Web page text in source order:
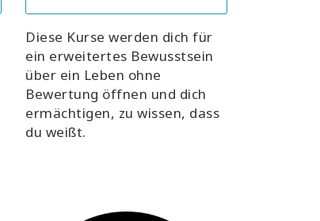
Diese Kurse werden dich für
ein erweitertes Bewusstsein
über ein Leben ohne
Bewertung öffnen und dich
ermächtigen, zu wissen, dass
du weißt.